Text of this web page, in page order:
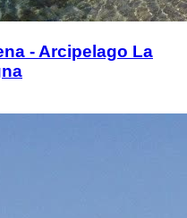
- Arcipelago La